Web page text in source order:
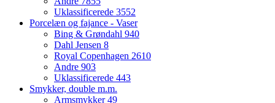
Uklassificerede 3552
Porcelæn og fajance - Vaser
Bing & Grøndahl 940
Dahl Jensen 8
Royal Copenhagen 2610
Andre 903
Uklassificerede 443
Smykker, double m.m.
Armsmykker49